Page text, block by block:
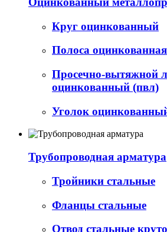
Круг оцинкованный
Полоса оцинкованная
Просечно-вытяжной
оцинкованный (пвл)
Уголок
Трубопроводная арматура
Тройники стальные
Фланцы стальные
Отвод стальные